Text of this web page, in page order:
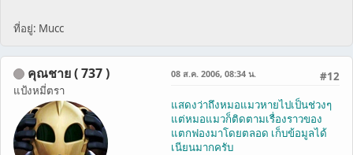
ที่อยู่: Mucc
คุณชาย ( 737 )
แป้งหมี่ตรา
#12
08 ส.ค. 2006, 08:34 น.
แสดงว่าถึงหมอแมวหายไปเป็นช่วงๆ
แต่หมอแมวก็ติดตามเรื่องราวของ
แตกฟองมาโดยตลอด เก็บข้อมูลได้
เนียนมากครับ